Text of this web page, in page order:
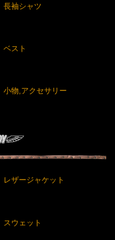
長袖シャツ
ベスト
小物,アクセサリー
レザージャケット
スウェット